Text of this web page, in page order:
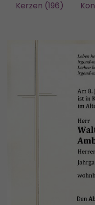
Kerzen (196)